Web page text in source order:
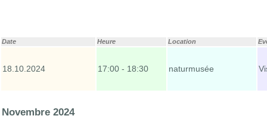
Date Heure Location
18.10.2024 17:00 - 18:30 naturmusée
Novembre 2024